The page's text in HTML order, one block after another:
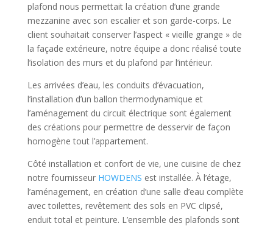
plafond nous permettait la création d’une grande
mezzanine avec son escalier et son garde-corps. Le
client souhaitait conserver l’aspect « vieille grange » de
la façade extérieure, notre équipe a donc réalisé toute
l’isolation des murs et du plafond par l’intérieur.
Les arrivées d’eau, les conduits d’évacuation,
l’installation d’un ballon thermodynamique et
l’aménagement du circuit électrique sont également
des créations pour permettre de desservir de façon
homogène tout l’appartement.
Côté installation et confort de vie, une cuisine de chez
notre fournisseur HOWDENS est installée. À l’étage,
l’aménagement, en création d’une salle d’eau complète
avec toilettes, revêtement des sols en PVC clipsé,
enduit total et peinture. L’ensemble des plafonds sont